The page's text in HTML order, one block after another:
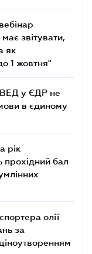
звітувати,
як
1 жовтня"
у ЄДР не
в єдиному
рік
прохідний бал
олії
за